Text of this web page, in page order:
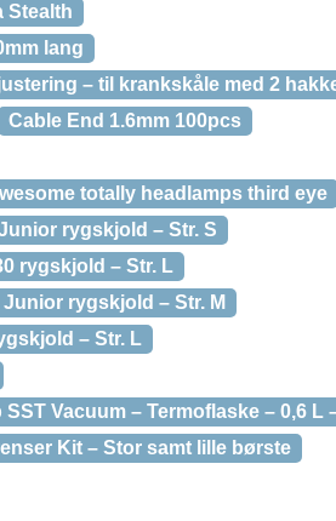
Stealth
lang
– til krankskåle med 2
Cable End 1.6mm 100pcs
totally headlamps third eye
rygskjold – Str. S
rygskjold – Str. L
rygskjold – Str. M
– Str. L
Vacuum – Termoflaske – 0,6 L
Kit – Stor samt lille børste